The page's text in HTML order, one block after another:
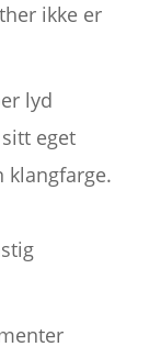
ikke er
lyd
eget
klangfarge.